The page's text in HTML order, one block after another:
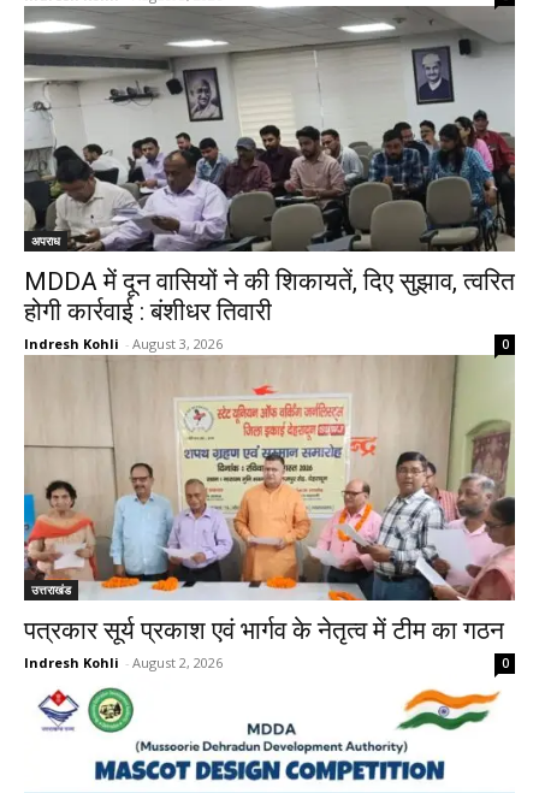
अपराध
MDDA में दून वासियों ने की शिकायतें, दिए सुझाव, त्वरित
होगी कार्रवाई : बंशीधर तिवारी
Indresh Kohli - August 3, 2026 0
उत्तराखंड
पत्रकार सूर्य प्रकाश एवं भार्गव के नेतृत्व में टीम का गठन
Indresh Kohli - August 2, 2026 0